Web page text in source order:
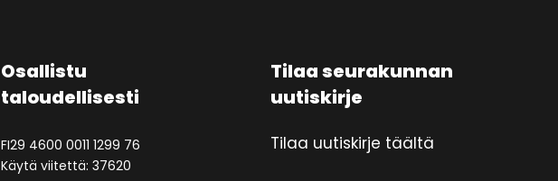
Osallistu
taloudellisesti
FI29 4600 0011 1299 76
Käytä viitettä: 37620
Tilaa seurakunnan
uutiskirje
Tilaa uutiskirje täältä